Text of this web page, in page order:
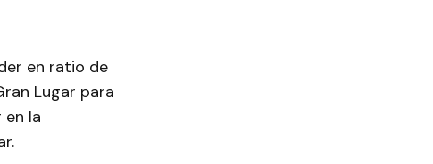
en ratio de
Lugar para
la